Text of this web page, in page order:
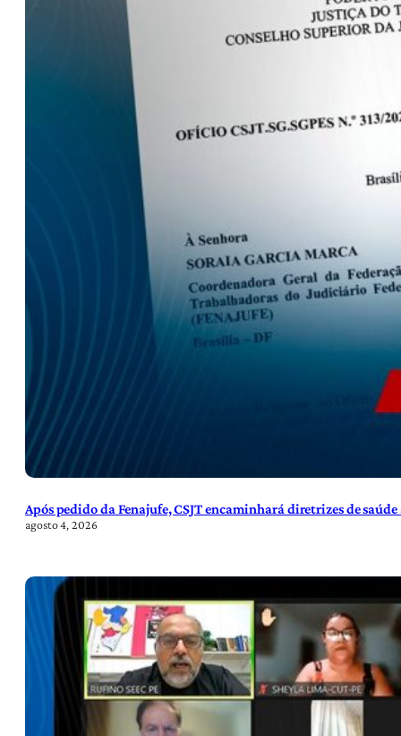
Após pedido da Fenajufe, CSJT encaminhará diretrizes de
agosto 4, 2026